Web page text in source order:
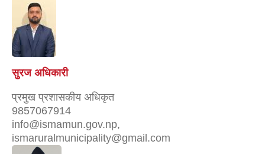
सुरज अधिकारी
प्रमुख प्रशासकीय अधिकृत
9857067914
info@ismamun.gov.np,
ismaruralmunicipality@gmail.com